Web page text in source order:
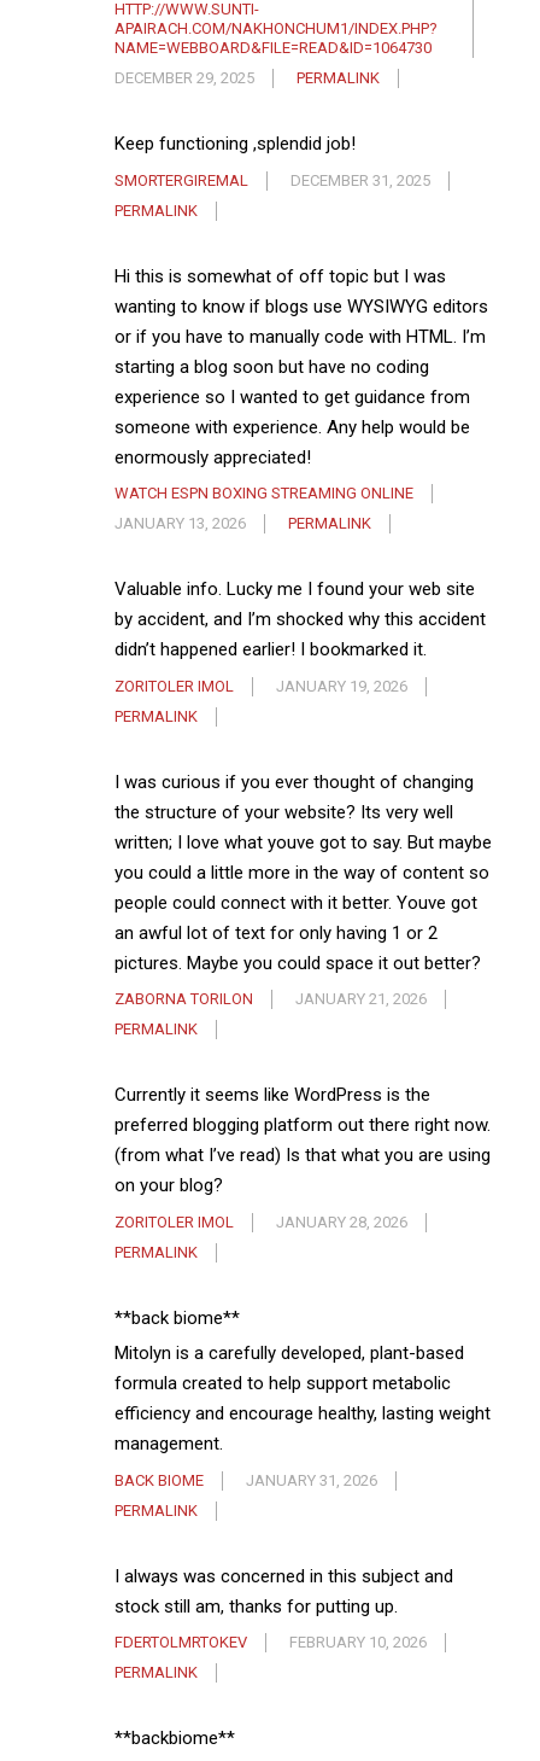
HTTP://WWW.SUNTI-
APAIRACH.COM/NAKHONCHUM1/INDEX.PHP?
NAME=WEBBOARD&FILE=READ&ID=1064730
DECEMBER 29, 2025
PERMALINK
Keep functioning ,splendid job!
SMORTERGIREMAL
DECEMBER 31, 2025
PERMALINK
Hi this is somewhat of off topic but I was
wanting to know if blogs use WYSIWYG editors
or if you have to manually code with HTML. I’m
starting a blog soon but have no coding
experience so I wanted to get guidance from
someone with experience. Any help would be
enormously appreciated!
WATCH ESPN BOXING STREAMING ONLINE
JANUARY 13, 2026
PERMALINK
Valuable info. Lucky me I found your web site
by accident, and I’m shocked why this accident
didn’t happened earlier! I bookmarked it.
ZORITOLER IMOL
JANUARY 19, 2026
PERMALINK
I was curious if you ever thought of changing
the structure of your website? Its very well
written; I love what youve got to say. But maybe
you could a little more in the way of content so
people could connect with it better. Youve got
an awful lot of text for only having 1 or 2
pictures. Maybe you could space it out better?
ZABORNA TORILON
JANUARY 21, 2026
PERMALINK
Currently it seems like WordPress is the
preferred blogging platform out there right now.
(from what I’ve read) Is that what you are using
on your blog?
ZORITOLER IMOL
JANUARY 28, 2026
PERMALINK
**back biome**
Mitolyn is a carefully developed, plant-based
formula created to help support metabolic
efficiency and encourage healthy, lasting weight
management.
BACK BIOME
JANUARY 31, 2026
PERMALINK
I always was concerned in this subject and
stock still am, thanks for putting up.
FDERTOLMRTOKEV
FEBRUARY 10, 2026
PERMALINK
**backbiome**